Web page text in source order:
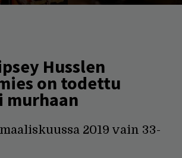
Husslen
on todettu
murhaan
2019 vain 33-